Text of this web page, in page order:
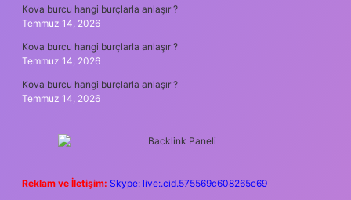
Kova burcu hangi burçlarla anlaşır ?
Temmuz 14, 2026
Kova burcu hangi burçlarla anlaşır ?
Temmuz 14, 2026
Kova burcu hangi burçlarla anlaşır ?
Temmuz 14, 2026
Reklam ve İletişim: Skype: live:.cid.575569c608265c69